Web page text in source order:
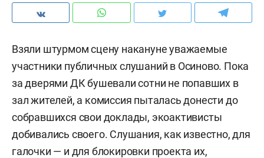
Взяли штурмом сцену накануне уважаемые
участники публичных слушаний в Осиново. Пока
за дверями ДК бушевали сотни не попавших в
зал жителей, а комиссия пыталась донести до
собравшихся свои доклады, экоактивисты
добивались своего. Слушания, как известно, для
галочки — и для блокировки проекта их,